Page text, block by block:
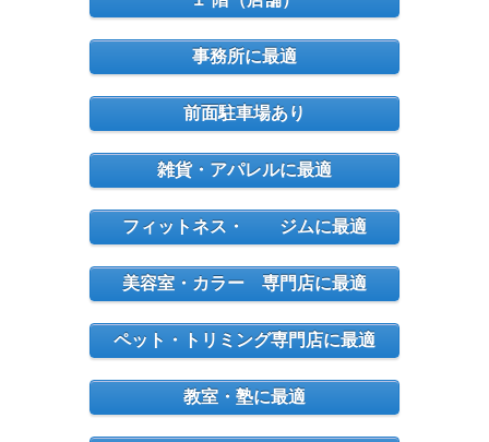
事務所に最適
前面駐車場あり
雑貨・アパレルに最適
フィットネス・ ジムに最適
美容室・カラー 専門店に最適
ペット・トリミング専門店に最適
教室・塾に最適